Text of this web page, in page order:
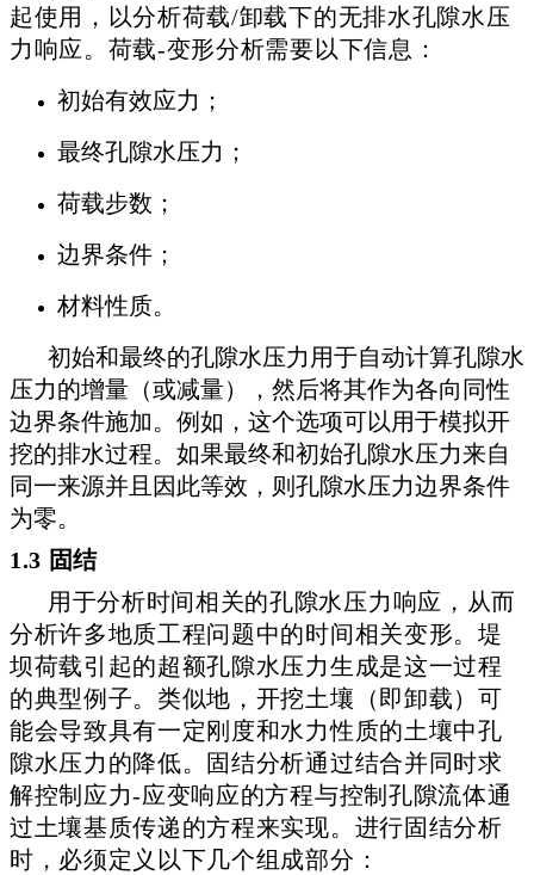
起使用，以分析荷载/卸载下的无排水孔隙水压
力响应。荷载-变形分析需要以下信息：
初始有效应力；
最终孔隙水压力；
荷载步数；
边界条件；
材料性质。
初始和最终的孔隙水压力用于自动计算孔隙水
压力的增量（或减量），然后将其作为各向同性
边界条件施加。例如，这个选项可以用于模拟开
挖的排水过程。如果最终和初始孔隙水压力来自
同一来源并且因此等效，则孔隙水压力边界条件
为零。
1.3 固结
用于分析时间相关的孔隙水压力响应，从而
分析许多地质工程问题中的时间相关变形。堤
坝荷载引起的超额孔隙水压力生成是这一过程
的典型例子。类似地，开挖土壤（即卸载）可
能会导致具有一定刚度和水力性质的土壤中孔
隙水压力的降低。固结分析通过结合并同时求
解控制应力-应变响应的方程与控制孔隙流体通
过土壤基质传递的方程来实现。进行固结分析
时，必须定义以下几个组成部分：